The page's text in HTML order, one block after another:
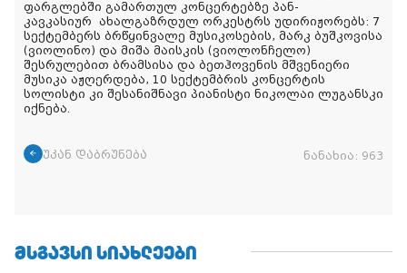
ფარგლებში გამართულ კონცერტებზე პან-
კავკასიურ
ახალგაზრდულ ორკესტრს უდირიჟორებს: 7
სექტემბერს ბრწყინვალე მუსიკოსების, მარკ ბუშკოვისა
(ვიოლინო) და მიშა მაისკის (ვიოლონჩელო)
შესრულებით ბრამსისა და ბეთჰოვენის მშვენიერი
მუსიკა აჟღერდება, 10 სექტემბრის კონცერტის
სოლისტი კი შესანიშნავი პიანისტი ნიკოლაი ლუგანსკი
იქნება.
უკან დაბრუნება ნანახია: 963
ᲛᲡᲒᲐᲕᲡᲘ ᲡᲘᲐᲮᲚᲔᲔᲑᲘ